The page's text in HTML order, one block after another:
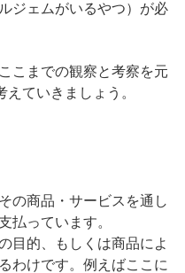
ジェムがいるやつ）が必
こまでの観察と考察を元
ていきましょう。
の商品・サービスを通し
払っています。
目的、もしくは商品によ
わけです。例えばここに